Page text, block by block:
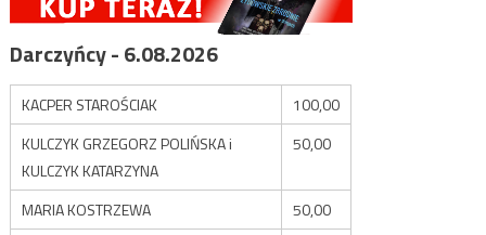
Darczyńcy - 6.08.2026
KACPER STAROŚCIAK
100,00
KULCZYK GRZEGORZ POLIŃSKA i
KULCZYK KATARZYNA
50,00
MARIA KOSTRZEWA
50,00